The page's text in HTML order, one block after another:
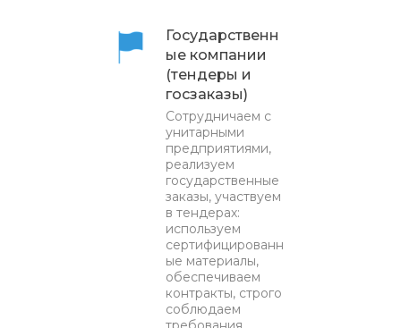
Государственн
ые компании
(тендеры и
госзаказы)
Сотрудничаем с
унитарными
предприятиями,
реализуем
государственные
заказы, участвуем
в тендерах:
используем
сертифицированн
ые материалы,
обеспечиваем
контракты, строго
соблюдаем